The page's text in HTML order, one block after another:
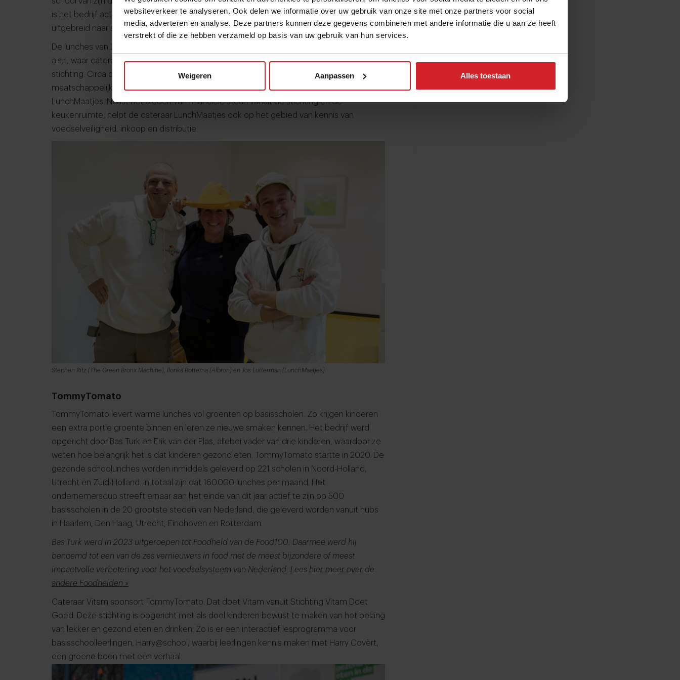
websiteverkeer te analyseren. Ook delen we informatie over uw gebruik van onze site met onze partners voor social
media, adverteren en analyse. Deze partners kunnen deze gegevens combineren met andere informatie die u aan ze heeft
verstrekt of die ze hebben verzameld op basis van uw gebruik van hun services.
Weigeren Aanpassen Alles toestaan
is het bedrijf actief op tien basisscholen in Utrecht en binnenkort wordt het concept
uitgebreid naar scholen buiten de stad.
De lunches van LunchMaatjes worden bereid in de keuken van verzekeringsmaatschappij
a.s.r., waar cateraar Albron het bedrijfsrestaurant exploiteert. Albron is van oorsprong een
stichting. Circa de helft van de winst van de BV gaat naar de stichting, die zich inzet voor
maatschappelijke projecten. Albron werkt vanuit de stichting onder andere samen met
LunchMaatjes. Naast het bieden van financiële steun vanuit de stichting en de
keukenruimte, helpt de cateraar LunchMaatjes ook op het gebied van kennis van
voedselveiligheid, inkoop en distributie.
Stephen Ritz (The Green Bronx Machine), Ilonka Bottema (Albron) en Jos Lutterman (LunchMaatjes)
TommyTomato
TommyTomato levert warme lunches vol groenten op basisscholen. Zo krijgen kinderen
een extra portie groente binnen en leren ze nieuwe smaken kennen. Het bedrijf werd
opgericht door Bas Turk en Erik van der Plas, allebei vader van drie kinderen, waardoor ze
weten hoe belangrijk het is dat kinderen gezond eten. TommyTomato startte in 2020. De
gezonde schoolunches worden inmiddels geleverd op 221 scholen in Noord-Holland,
Utrecht en Zuid-Holland. In totaal zijn dat 160.000 lunches per maand. Het
ondernemersduo streeft ernaar aan het einde van dit jaar actief te zijn op 500
basisscholen in de 20 grootste steden van Nederland, die geleverd worden vanuit hubs
in Haarlem, Den Haag, Utrecht, Eindhoven en Rotterdam.
Bas Turk werd in 2023 uitgeroepen tot Foodheld van de Food100. Daarmee werd hij
benoemd tot een van de zes vernieuwers in food met de meest bijzondere of meest
impactvolle verbetering voor het voedselsysteem van Nederland. Lees hier meer over de
andere Foodhelden »
Cateraar Vitam sponsort TommyTomato. Dat doet Vitam vanuit Stichting Vitam Doet
Goed. Deze stichting is opgericht met als doel kinderen bewust te maken van het belang
van lekker en gezond eten en drinken. Zo is er een interactief lesprogramma voor
basisschoolleerlingen, Harry@school, waarbij leerlingen kennis maken met Harry Covèrt,
een groene boon met een verhaal.